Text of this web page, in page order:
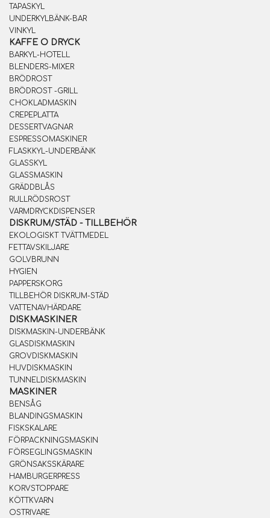
TAPASKYL
UNDERKYLBÄNK-BAR
VINKYL
KAFFE O DRYCK
BARKYL-HOTELL
BLENDERS-MIXER
BRÖDROST
BRÖDROST -GRILL
CHOKLADMASKIN
CREPEPLATTA
DESSERTVAGNAR
ESPRESSOMASKINER
FLASKKYL-UNDERBÄNK
GLASSKYL
GLASSMASKIN
GRÄDDBLÅS
RULLRÖDSROST
VARMDRYCKDISPENSER
DISKRUM/STÄD - TILLBEHÖR
EKOLOGISKT TVÄTTMEDEL
FETTAVSKILJARE
GOLVBRUNN
HYGIEN
PAPPERSKORG
TILLBEHÖR DISKRUM-STÄD
VATTENAVHÄRDARE
DISKMASKINER
DISKMASKIN-UNDERBÄNK
GLASDISKMASKIN
GROVDISKMASKIN
HUVDISKMASKIN
TUNNELDISKMASKIN
MASKINER
BENSÅG
BLANDINGSMASKIN
FISKSKALARE
FÖRPACKNINGSMASKIN
FÖRSEGLINGSMASKIN
GRÖNSAKSSKÄRARE
HAMBURGERPRESS
KORVSTOPPARE
KÖTTKVARN
OSTRIVARE